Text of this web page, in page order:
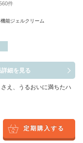
件
ジェルクリーム
詳細を見る
え、うるおいに満ちたハ
定期購入する